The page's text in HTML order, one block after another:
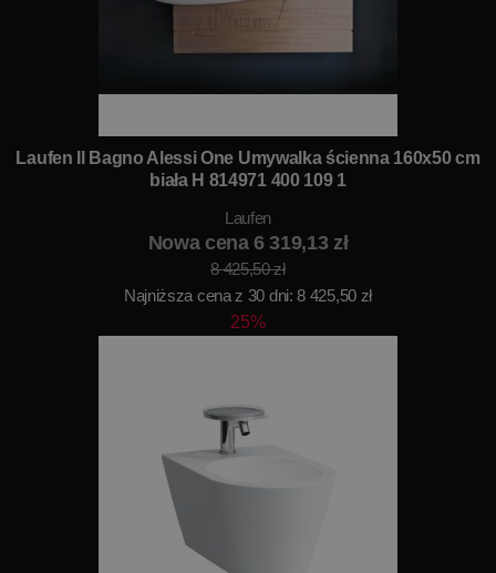
Laufen Il Bagno Alessi One Umywalka ścienna 160x50 cm
biała H 814971 400 109 1
Laufen
Nowa cena 6 319,13 zł
8 425,50 zł
Najniższa cena z 30 dni: 8 425,50 zł
25%